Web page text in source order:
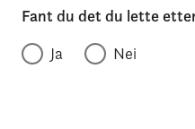
Fant du det du lette
Ja
Nei